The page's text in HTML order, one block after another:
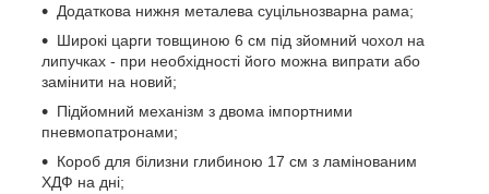
Додаткова нижня металева суцільнозварна рама;
Широкі царги товщиною 6 см під зйомний чохол на
липучках - при необхідності його можна випрати або
замінити на новий;
Підйомний механізм з двома імпортними
пневмопатронами;
Короб для білизни глибиною 17 см з ламінованим
ХДФ на дні;